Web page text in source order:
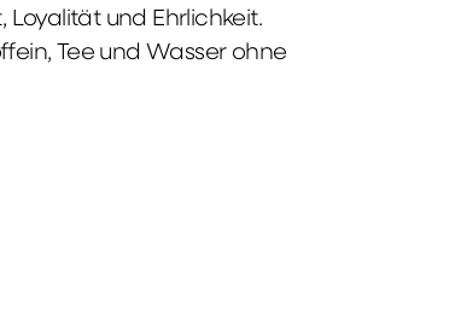
und Ehrlichkeit.
Tee und Wasser ohne